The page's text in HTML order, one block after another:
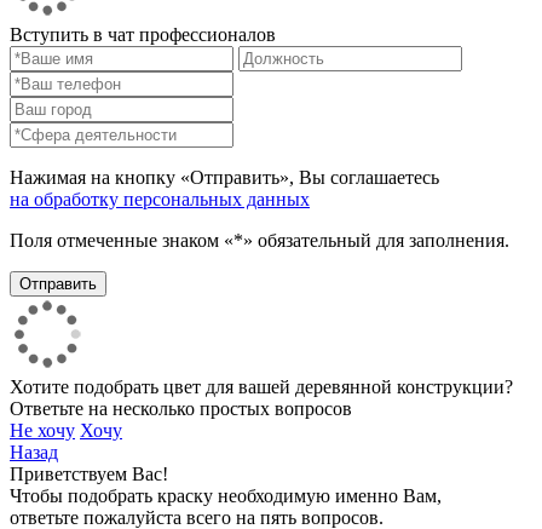
Вступить в чат профессионалов
Нажимая на кнопку «Отправить», Вы соглашаетесь
на обработку персональных данных
Поля отмеченные знаком «*» обязательный для заполнения.
Хотите подобрать цвет для вашей деревянной конструкции?
Ответьте на несколько простых вопросов
Не хочу Хочу
Назад
Приветствуем Вас!
Чтобы подобрать краску необходимую именно Вам,
ответьте пожалуйста всего на пять вопросов.